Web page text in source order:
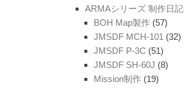
ARMAシリーズ 制作日記
BOH Map製作 (57)
JMSDF MCH-101 (32)
JMSDF P-3C (51)
JMSDF SH-60J (8)
Mission制作 (19)